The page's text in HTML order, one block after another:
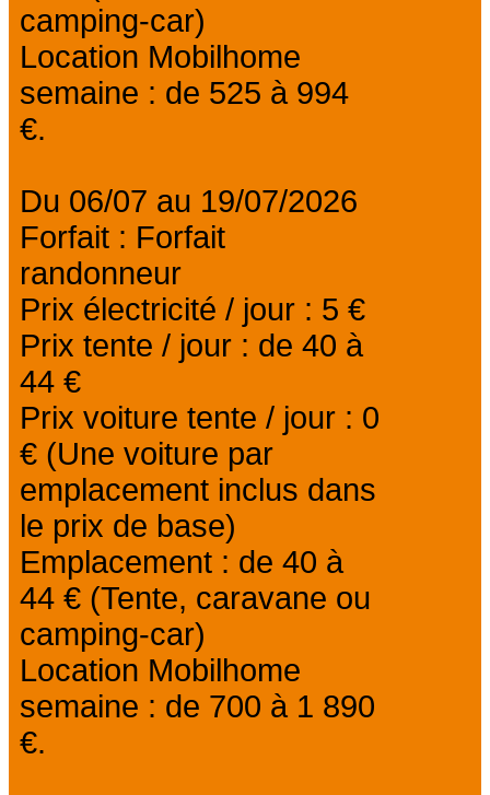
camping-car)
Location Mobilhome
semaine : de 525 à 994
€.
Du 06/07 au 19/07/2026
Forfait : Forfait
randonneur
Prix électricité / jour : 5 €
Prix tente / jour : de 40 à
44 €
Prix voiture tente / jour : 0
€ (Une voiture par
emplacement inclus dans
le prix de base)
Emplacement : de 40 à
44 € (Tente, caravane ou
camping-car)
Location Mobilhome
semaine : de 700 à 1 890
€.